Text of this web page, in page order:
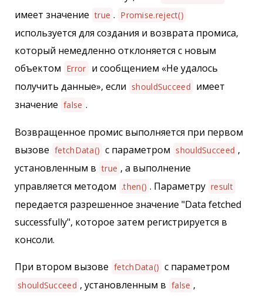
имеет значение true . Promise.reject()
используется для создания и возврата промиса,
который немедленно отклоняется с новым
объектом Error и сообщением «Не удалось
получить данные», если shouldSucceed имеет
значение false .
Возвращенное промис выполняется при первом
вызове fetchData() с параметром shouldSucceed ,
установленным в true , а выполнение
управляется методом .then() . Параметру result
передается разрешенное значение "Data fetched
successfully", которое затем регистрируется в
консоли.
При втором вызове fetchData() с параметром
shouldSucceed , установленным в false ,